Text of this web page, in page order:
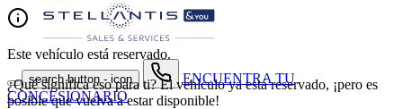
search button - icon
ENCUENTRA TU
CONCESIONARIO
Este vehículo está reservado.
¿Qué significa eso para ti? El vehículo ya está reservado, ¡pero es
posible que vuelva a estar disponible!